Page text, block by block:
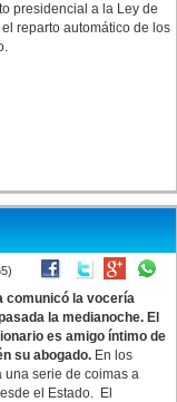
presidencial a la Ley de
reparto automático de los
comunicó la vocería
la medianoche. El
es amigo íntimo de
su abogado. En los
una serie de coimas a
el Estado. El